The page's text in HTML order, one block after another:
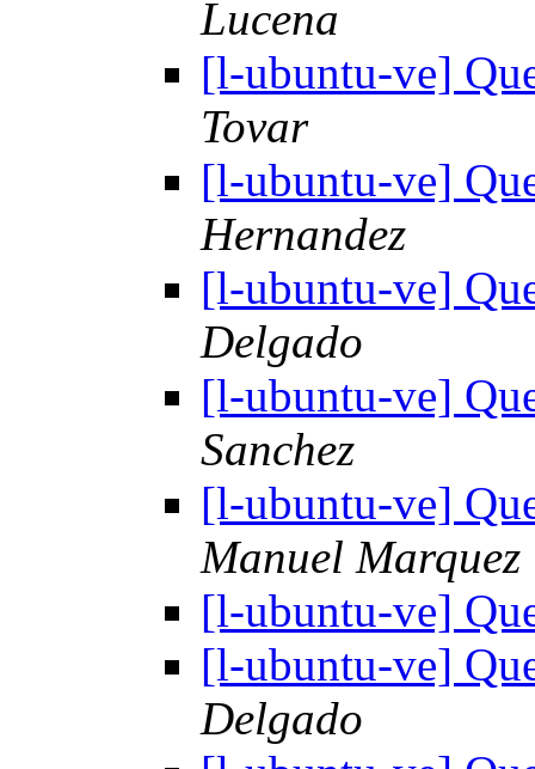
Lucena
[l-ubuntu-ve]
Tovar
[l-ubuntu-ve]
Hernandez
[l-ubuntu-ve]
Delgado
[l-ubuntu-ve]
Sanchez
[l-ubuntu-ve]
Manuel Marquez
[l-ubuntu-ve]
[l-ubuntu-ve]
Delgado